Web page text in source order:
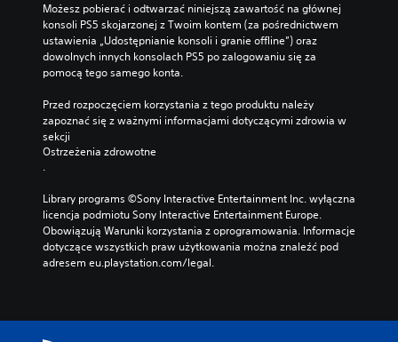
Możesz pobierać i odtwarzać niniejszą zawartość na głównej
konsoli PS5 skojarzonej z Twoim kontem (za pośrednictwem
ustawienia „Udostępnianie konsoli i granie offline”) oraz
dowolnych innych konsolach PS5 po zalogowaniu się za
pomocą tego samego konta.
Przed rozpoczęciem korzystania z tego produktu należy
zapoznać się z ważnymi informacjami dotyczącymi zdrowia w
sekcji
Ostrzeżenia zdrowotne
.
Library programs ©Sony Interactive Entertainment Inc. wyłączna
licencja podmiotu Sony Interactive Entertainment Europe.
Obowiązują Warunki korzystania z oprogramowania. Informacje
dotyczące wszystkich praw użytkowania można znaleźć pod
adresem eu.playstation.com/legal.